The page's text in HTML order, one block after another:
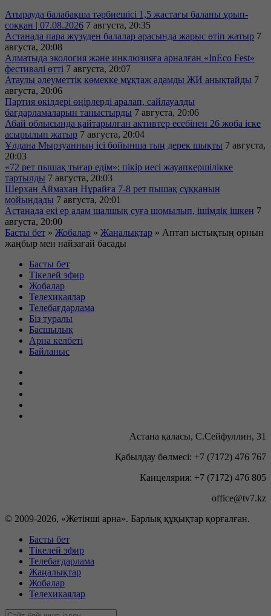
Атырауда балабақша тәрбиешісі 1,5 жастағы баланы ұрып-
соққан | 07.08.2026 7 августа, 20:35
Астанада пара жүзуден балалар арасында жарыс өтіп жатыр 7
августа, 20:08
Алматыда экология және инклюзияға арналған «InEco Fest»
фестивалі өтті 7 августа, 20:07
Атаулы әлеуметтік көмекке мұқтаж адамды ЖИ анықтайды 7
августа, 20:06
Партия өкілдері өңірлерді аралап, сайлауалды
бағдарламаларын таныстырды 7 августа, 20:06
Абай облысында қайтарылған активтер есебінен 26 жоба іске
асырылып жатыр 7 августа, 20:04
Ұлдана Мырзуанның ісі бойынша тың дерек шықты 7 августа,
20:03
«72 рет пышақ тығар едім»: пікір иесі жауапкершілікке
тартылды 7 августа, 20:03
Шерхан Аймахан Нұрайға 7-8 рет пышақ сұққанын
мойындады 7 августа, 20:01
Астанада екі ер адам шалшық суға шомылып, ішімдік ішкен 7
августа, 20:00
Басты бет » Жобалар » Жаңалықтар » Аптап ыстықтың орнын
жаңбыр мен найзағай басады
Басты бет
Тікелей эфир
Жобалар
Телехикаялар
Телебағдарлама
Біз туралы
Басшылық
Арна келбеті
Байланыс
Астана қаласы, С.Сейфуллин, 31
Қабылдау бөлмесі: +7 (7172) 476 767
Канцелярия: +7 (7172) 476 805
office@tv7.kz
© 2009-2026, «Жетінші арна». Барлық құқықтар қорғалған.
Басты бет
Тікелей эфир
Телебағдарлама
Жаңалықтар
Жобалар
Телехикаялар